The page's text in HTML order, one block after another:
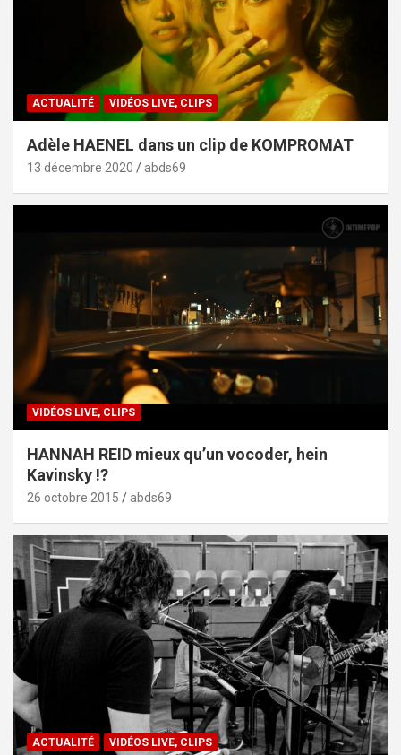
ACTUALITÉ VIDÉOS LIVE, CLIPS
Adèle HAENEL dans un clip de KOMPROMAT
13 décembre 2020 abds69
VIDÉOS LIVE, CLIPS
HANNAH REID mieux qu’un vocoder, hein
Kavinsky !?
26 octobre 2015 abds69
ACTUALITÉ VIDÉOS LIVE, CLIPS